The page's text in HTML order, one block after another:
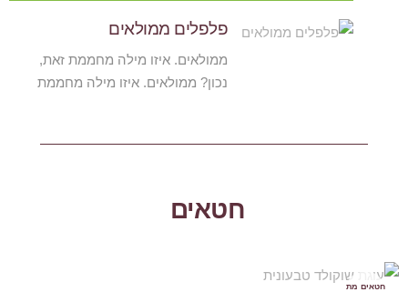
פלפלים ממולאים
ממולאים. איזו מילה מחממת זאת,
נכון? ממולאים. איזו מילה מחממת
חטאים
חטאים מת